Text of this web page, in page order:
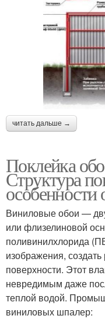
читать дальше →
Поклейка
Структура
особенности
Виниловые обои —
или флизелиновой
поливинилхлорида
изображения,
поверхности. Этот
невредимым даже
теплой водой.
виниловых шпалер: